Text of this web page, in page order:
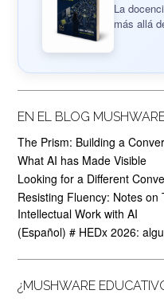
La
más allá
EN EL BLOG
The Prism: Building a
What AI has Made Visible
Looking for a Different
Resisting Fluency: Notes
Intellectual Work with AI
(Español) # HEDx 2026:
¿MUSHWARE